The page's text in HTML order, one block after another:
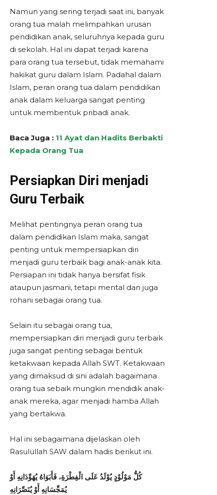
Namun yang sering terjadi saat ini, banyak
orang tua malah melimpahkan urusan
pendidikan anak, seluruhnya kepada guru
di sekolah. Hal ini dapat terjadi karena
para orang tua tersebut, tidak memahami
hakikat guru dalam Islam. Padahal dalam
Islam, peran orang tua dalam pendidikan
anak dalam keluarga sangat penting
untuk membentuk pribadi anak.
Baca Juga : 11 Ayat dan Hadits Berbakti
Kepada Orang Tua
Persiapkan Diri menjadi
Guru Terbaik
Melihat pentingnya peran orang tua
dalam pendidikan Islam maka, sangat
penting untuk mempersiapkan diri
menjadi guru terbaik bagi anak-anak kita.
Persiapan ini tidak hanya bersifat fisik
ataupun jasmani, tetapi mental dan juga
rohani sebagai orang tua.
Selain itu sebagai orang tua,
mempersiapkan diri menjadi guru terbaik
juga sangat penting sebagai bentuk
ketakwaan kepada Allah SWT. Ketakwaan
yang dimaksud di sini adalah bagaimana
orang tua sebaik mungkin mendidik anak-
anak mereka, agar menjadi hamba Allah
yang bertakwa.
Hal ini sebagaimana dijelaskan oleh
Rasulullah SAW dalam hadis berikut ini.
كُلُّ مَوْلُوْدٍ يُوْلَدُ عَلَى الْفِطْرَةِ، فَأَبَوَاهُ يُهَوِّدَانِهِ أَوْ
يُمَجِّسَانِهِ أَوْ يُنَصِّرَانِهِ